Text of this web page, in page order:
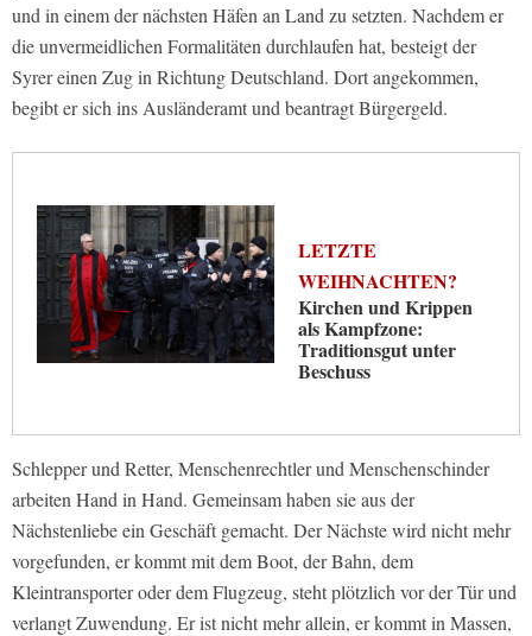
und in einem der nächsten Häfen an Land zu setzten. Nachdem er
die unvermeidlichen Formalitäten durchlaufen hat, besteigt der
Syrer einen Zug in Richtung Deutschland. Dort angekommen,
begibt er sich ins Ausländeramt und beantragt Bürgergeld.
LETZTE
WEIHNACHTEN?
Kirchen und Krippen
als Kampfzone:
Traditionsgut unter
Beschuss
Schlepper und Retter, Menschenrechtler und Menschenschinder
arbeiten Hand in Hand. Gemeinsam haben sie aus der
Nächstenliebe ein Geschäft gemacht. Der Nächste wird nicht mehr
vorgefunden, er kommt mit dem Boot, der Bahn, dem
Kleintransporter oder dem Flugzeug, steht plötzlich vor der Tür und
verlangt Zuwendung. Er ist nicht mehr allein, er kommt in Massen,